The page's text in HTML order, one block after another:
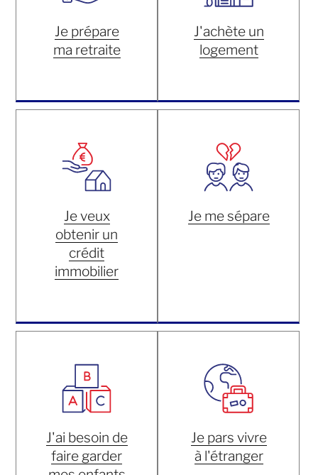
Je prépare
ma retraite
J'achète un
logement
Je veux
obtenir un
crédit
immobilier
Je me sépare
J'ai besoin de
faire garder
Je pars vivre
à l'étranger